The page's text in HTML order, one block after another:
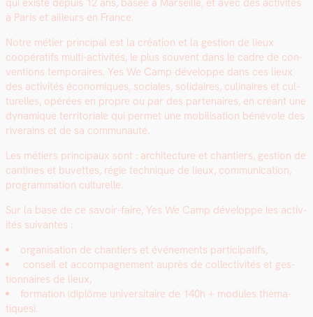
qui existe depuis 12 ans, basée à Mar­seille, et avec des activ­ités
à Paris et ailleurs en France.
Notre méti­er prin­ci­pal est la créa­tion et la ges­tion de lieux
coopérat­ifs mul­ti-activ­ités, le plus sou­vent dans le cadre de con­
ven­tions tem­po­raires. Yes We Camp développe dans ces lieux
des activ­ités économiques, sociales, sol­idaires, culi­naires et cul­
turelles, opérées en pro­pre ou par des parte­naires, en créant une
dynamique ter­ri­to­ri­ale qui per­met une mobil­i­sa­tion bénév­ole des
riverains et de sa com­mu­nauté.
Les métiers prin­ci­paux sont : archi­tec­ture et chantiers, ges­tion de
can­tines et buvettes, régie tech­nique de lieux, com­mu­ni­ca­tion,
pro­gram­ma­tion cul­turelle.
Sur la base de ce savoir-faire, Yes We Camp développe les activ­
ités suiv­antes :
organ­i­sa­tion de chantiers et événe­ments par­tic­i­pat­ifs,
con­seil et accom­pa­g­ne­ment auprès de col­lec­tiv­ités et ges­
tion­naires de lieux,
for­ma­tion (diplôme uni­ver­si­taire de 140h + mod­ules thé­ma­
tiques).